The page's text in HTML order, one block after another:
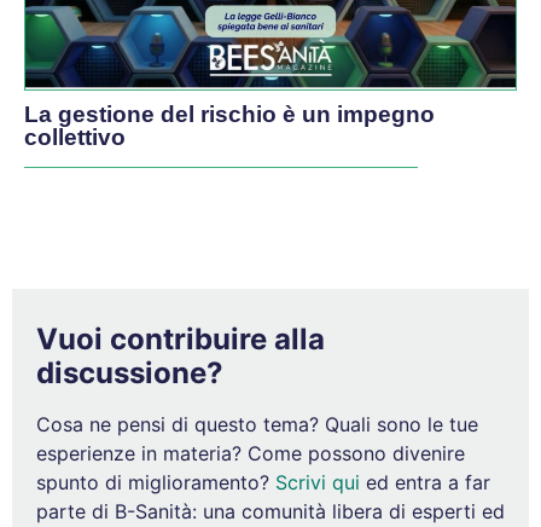
La gestione del rischio è un impegno
collettivo
Vuoi contribuire alla
discussione?
Cosa ne pensi di questo tema? Quali sono le tue
esperienze in materia? Come possono divenire
spunto di miglioramento? Scrivi qui ed entra a far
parte di B-Sanità: una comunità libera di esperti ed